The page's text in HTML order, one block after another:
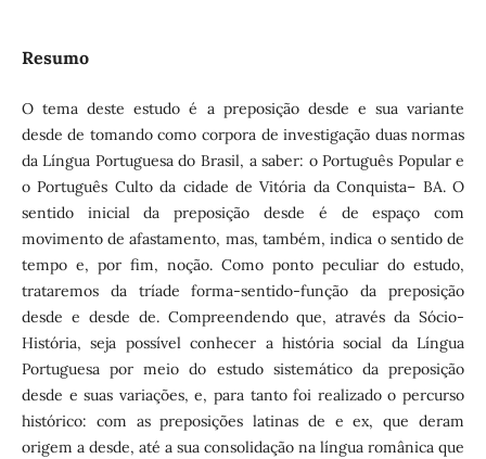
Resumo
O tema deste estudo é a preposição desde e sua variante
desde de tomando como corpora de investigação duas normas
da Língua Portuguesa do Brasil, a saber: o Português Popular e
o Português Culto da cidade de Vitória da Conquista– BA. O
sentido inicial da preposição desde é de espaço com
movimento de afastamento, mas, também, indica o sentido de
tempo e, por fim, noção. Como ponto peculiar do estudo,
trataremos da tríade forma-sentido-função da preposição
desde e desde de. Compreendendo que, através da Sócio-
História, seja possível conhecer a história social da Língua
Portuguesa por meio do estudo sistemático da preposição
desde e suas variações, e, para tanto foi realizado o percurso
histórico: com as preposições latinas de e ex, que deram
origem a desde, até a sua consolidação na língua românica que